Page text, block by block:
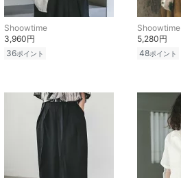
Shoowtime
3,960円
36ポイント
Shoowtime
5,280円
48ポイント